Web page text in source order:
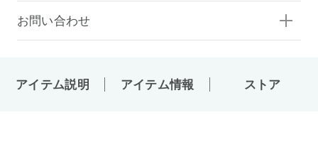
お問い合わせ
アイテム説明 アイテム情報 ストア